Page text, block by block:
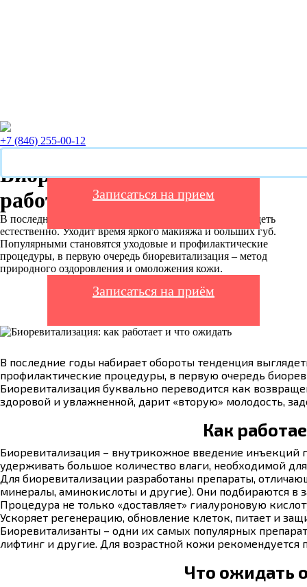
+7 (846) 255-00-12
Записаться на прием
Биоревитализация: как
работает и что ожидать
В последние годы набирает обороты тенденция выглядеть
естественно. Уходит время яркого макияжа и больших губ.
Популярными становятся уходовые и профилактические
процедуры, в первую очередь биоревитализация – метод
природного оздоровления и омоложения кожи.
Записаться на приём
В последние годы набирает обороты тенденция
профилактические процедуры, в первую очередь
Биоревитализация буквально переводится как
здоровой и увлажненной, дарит «вторую» молодость,
Как
Биоревитализация – внутрикожное введение инъекций
удерживать большое количество влаги, необходимой
Для биоревитализации разработаны препараты,
минералы, аминокислоты и другие). Они подбираются в
Процедура не только «доставляет» гиалуроновую
Ускоряет регенерацию, обновление клеток, питает и
Биоревитализанты – одни их самых популярных
лифтинг и другие. Для возрастной кожи
Что ожидать